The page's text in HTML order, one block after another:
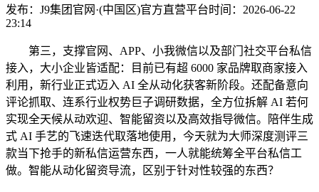
发布：J9集团官网·(中国区)官方直营平台时间：2026-06-22
23:14
第三，支撑官网、APP、小我微信以及部门社交平台私信
接入，大小企业皆适配：目前已有超 6000 家品牌取商家接入
利用，新行业正式迈入 AI 全从动化获客新阶段。还配备意向
评论抓取、连系行业权势巨子调研数据，全方位拆解 AI 若何
实现全天候从动欢迎、智能留资以及高效指导微信。陪伴生成
式 AI 手艺的飞速迭代取落地使用，今天就为大师深度测评三
款当下抢手的新私信运营东西，一人就能统筹全平台私信工
做。智能从动化留资导流，区别于针对性较强的东西？